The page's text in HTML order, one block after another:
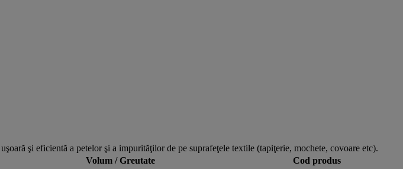
şi eficientă a petelor şi a impurităţilor de pe suprafeţele textile (tapiţerie, mochete, covoare etc).
Volum / Greutate
Cod produs